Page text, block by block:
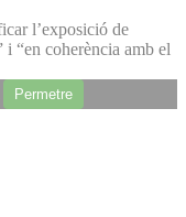
l’exposició de
i “en coherència amb el
Permetre